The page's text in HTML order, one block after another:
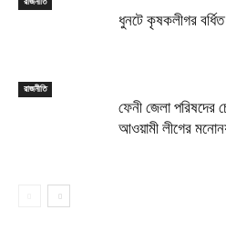
ধুনটে কৃষকলীগর
রাজনীতি
ফেনী জেলা পরিষদের
আওয়ামী লীগের